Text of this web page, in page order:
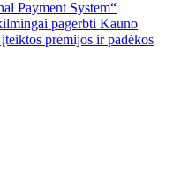
Payment System“
pagerbti Kauno
premijos ir padėkos